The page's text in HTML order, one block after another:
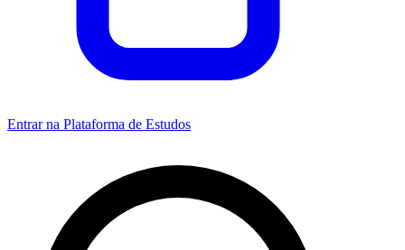
Entrar na Plataforma de Estudos